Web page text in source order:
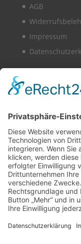
AGB
Impressum